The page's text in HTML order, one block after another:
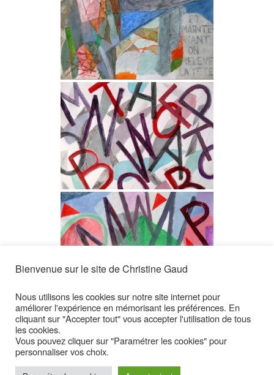
MONTRER UN DIAPORAMA
◄
Bienvenue sur le site de Christine Gaud
Nous utilisons les cookies sur notre site internet pour
améliorer l'expérience en mémorisant les préférences. En
cliquant sur "Accepter tout" vous accepter l'utilisation de tous
les cookies.
Vous pouvez cliquer sur "Paramétrer les cookies" pour
personnaliser vos choix.